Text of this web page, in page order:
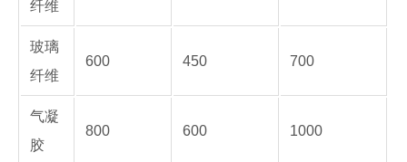
纤维
玻璃
纤维
600 450 700
气凝
胶
800 600 1000